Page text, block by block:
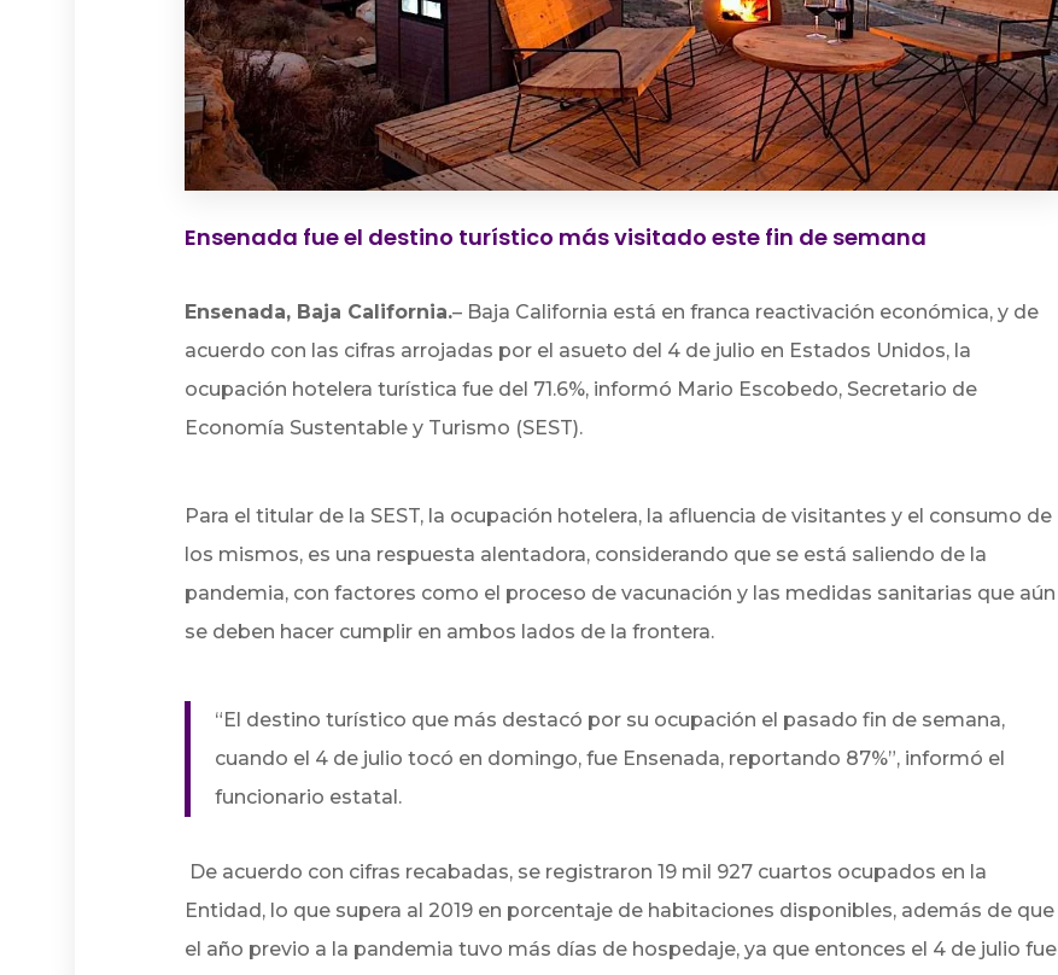
Ensenada fue el destino turístico más visitado este fin de semana
Ensenada, Baja California.– Baja California está en franca reactivación económica, y de
acuerdo con las cifras arrojadas por el asueto del 4 de julio en Estados Unidos, la
ocupación hotelera turística fue del 71.6%, informó Mario Escobedo, Secretario de
Economía Sustentable y Turismo (SEST).
Para el titular de la SEST, la ocupación hotelera, la afluencia de visitantes y el consumo de
los mismos, es una respuesta alentadora, considerando que se está saliendo de la
pandemia, con factores como el proceso de vacunación y las medidas sanitarias que aún
se deben hacer cumplir en ambos lados de la frontera.
“El destino turístico que más destacó por su ocupación el pasado fin de semana,
cuando el 4 de julio tocó en domingo, fue Ensenada, reportando 87%”, informó el
funcionario estatal.
De acuerdo con cifras recabadas, se registraron 19 mil 927 cuartos ocupados en la
Entidad, lo que supera al 2019 en porcentaje de habitaciones disponibles, además de que
el año previo a la pandemia tuvo más días de hospedaje, ya que entonces el 4 de julio fue